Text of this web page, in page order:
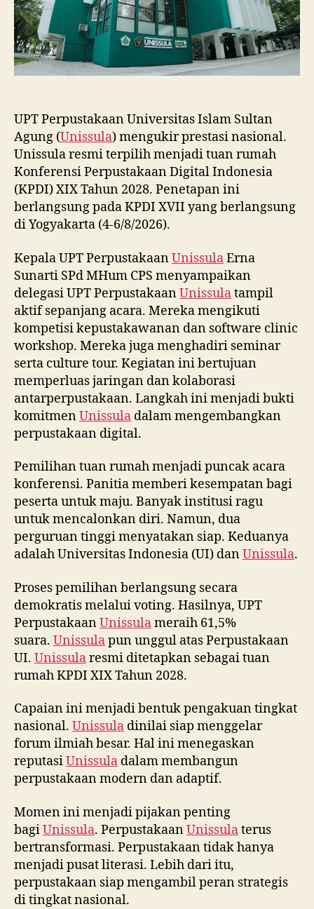
UPT Perpustakaan Universitas Islam Sultan
Agung (Unissula) mengukir prestasi nasional.
Unissula resmi terpilih menjadi tuan rumah
Konferensi Perpustakaan Digital Indonesia
(KPDI) XIX Tahun 2028. Penetapan ini
berlangsung pada KPDI XVII yang berlangsung
di Yogyakarta (4-6/8/2026).
Kepala UPT PerpustakaanUnissulaErna
Sunarti SPd MHum CPS menyampaikan
delegasi UPT PerpustakaanUnissulatampil
aktif sepanjang acara. Mereka mengikuti
kompetisi kepustakawanan dan software clinic
workshop. Mereka juga menghadiri seminar
serta culture tour. Kegiatan ini bertujuan
memperluas jaringan dan kolaborasi
antarperpustakaan. Langkah ini menjadi bukti
komitmenUnissula dalam mengembangkan
perpustakaan digital.
Pemilihan tuan rumah menjadi puncak acara
konferensi. Panitia memberi kesempatan bagi
peserta untuk maju. Banyak institusi ragu
untuk mencalonkan diri. Namun, dua
perguruan tinggi menyatakan siap. Keduanya
adalah Universitas Indonesia (UI) danUnissula.
Proses pemilihan berlangsung secara
demokratis melalui voting. Hasilnya, UPT
PerpustakaanUnissulameraih 61,5%
suara. Unissulapun unggul atas Perpustakaan
UI. Unissularesmi ditetapkan sebagai tuan
rumah KPDI XIX Tahun 2028.
Capaian ini menjadi bentuk pengakuan tingkat
nasional. Unissula dinilai siap menggelar
forum ilmiah besar. Hal ini menegaskan
reputasiUnissula dalam membangun
perpustakaan modern dan adaptif.
Momen ini menjadi pijakan penting
bagiUnissula. PerpustakaanUnissulaterus
bertransformasi. Perpustakaan tidak hanya
menjadi pusat literasi. Lebih dari itu,
perpustakaan siap mengambil peran strategis
di tingkat nasional.